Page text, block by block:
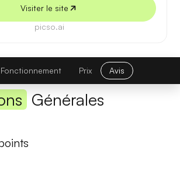
Visiter le site
picso.ai
Visiter le site
Fonctionnement Prix Avis
Générales